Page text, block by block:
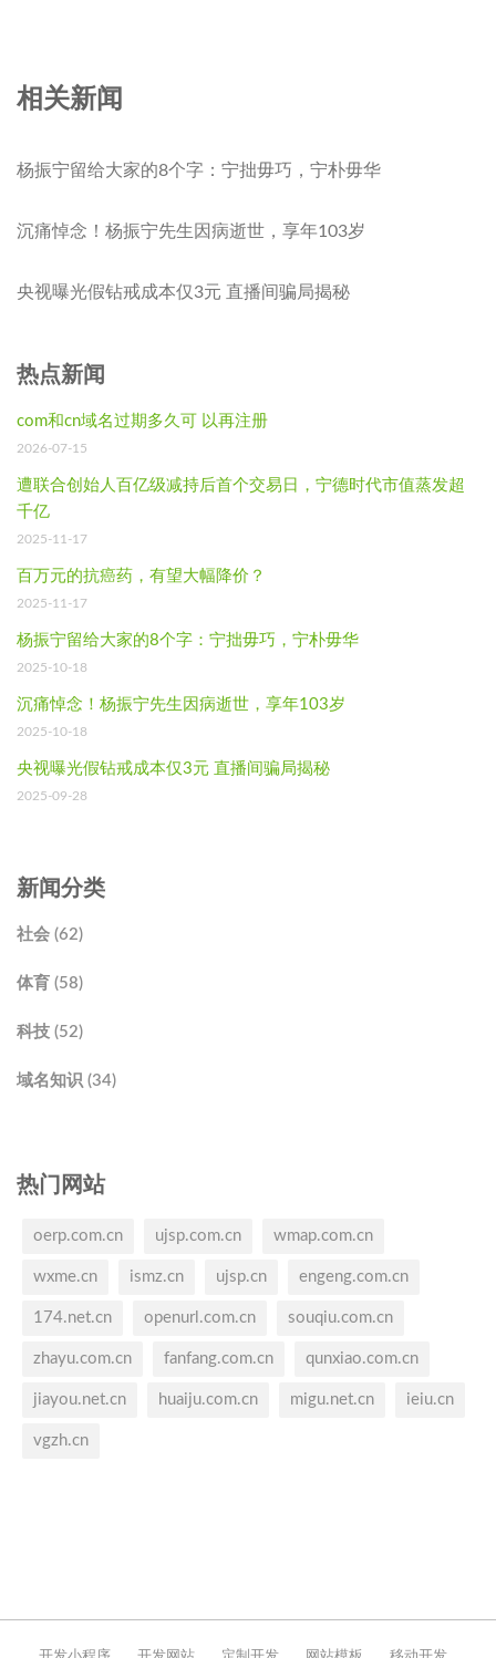
相关新闻
杨振宁留给大家的8个字：宁拙毋巧，宁朴毋华
沉痛悼念！杨振宁先生因病逝世，享年103岁
央视曝光假钻戒成本仅3元 直播间骗局揭秘
热点新闻
com和cn域名过期多久可 以再注册
2026-07-15
遭联合创始人百亿级减持后首个交易日，宁德时代市值蒸发超
千亿
2025-11-17
百万元的抗癌药，有望大幅降价？
2025-11-17
杨振宁留给大家的8个字：宁拙毋巧，宁朴毋华
2025-10-18
沉痛悼念！杨振宁先生因病逝世，享年103岁
2025-10-18
央视曝光假钻戒成本仅3元 直播间骗局揭秘
2025-09-28
新闻分类
社会 (62)
体育 (58)
科技 (52)
域名知识 (34)
热门网站
oerp.com.cn ujsp.com.cn wmap.com.cn
wxme.cn ismz.cn ujsp.cn engeng.com.cn
174.net.cn openurl.com.cn souqiu.com.cn
zhayu.com.cn fanfang.com.cn qunxiao.com.cn
jiayou.net.cn huaiju.com.cn migu.net.cn ieiu.cn
vgzh.cn